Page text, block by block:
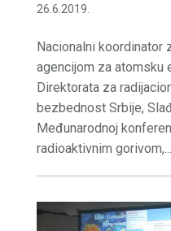
26.6.2019.
Nacionalni koordinator
agencijom za atomsku
Direktorata za
bezbednost Srbije,
Međunarodnoj
radioaktivnim gorivom,...